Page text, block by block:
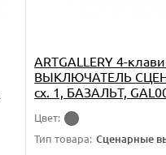
ARTGALLERY 4-
ВЫКЛЮЧАТЕЛЬ
сх. 1, БАЗАЛЬТ,
Цвет:
Тип товара: Сценарные